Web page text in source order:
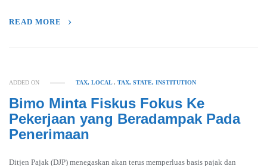
READ MORE
ADDED ON TAX, LOCAL,TAX, STATE, INSTITUTION
Bimo Minta Fiskus Fokus Ke
Pekerjaan yang Beradampak Pada
Penerimaan
Ditjen Pajak (DJP) menegaskan akan terus memperluas basis pajak dan